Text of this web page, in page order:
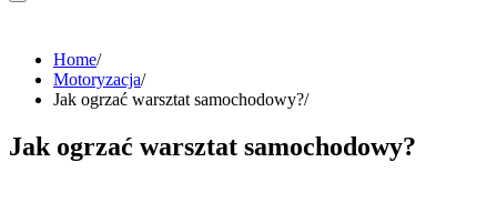
Home
Motoryzacja
Jak ogrzać warsztat samochodowy?
Jak ogrzać warsztat samochodowy?